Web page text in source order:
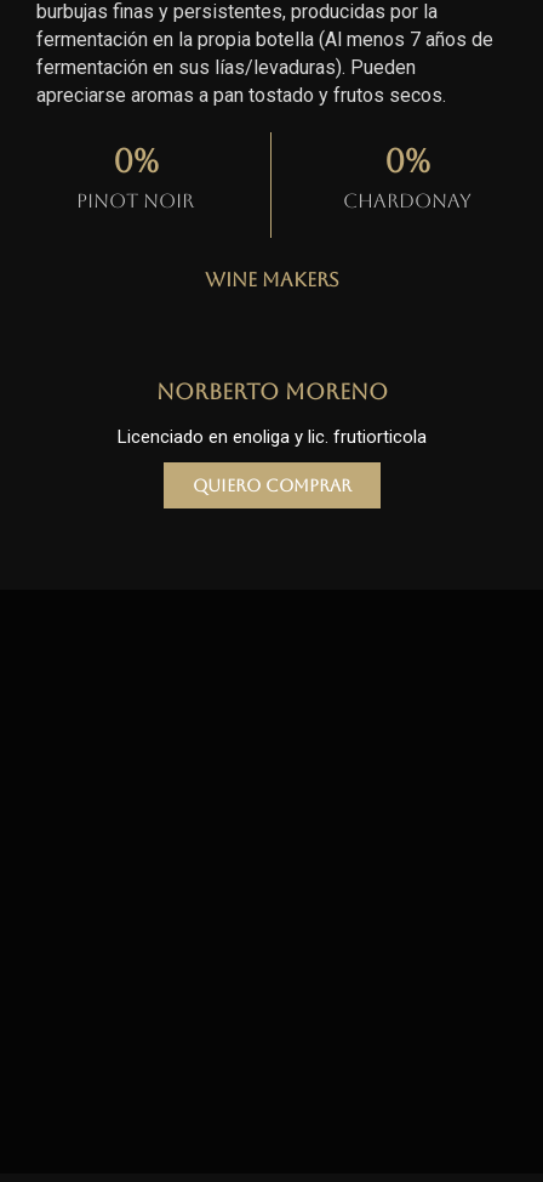
burbujas finas y persistentes, producidas por la
fermentación en la propia botella (Al menos 7 años de
fermentación en sus lías/levaduras). Pueden
apreciarse aromas a pan tostado y frutos secos.
Pinot Noir
0%
Chardonay
0%
Wine Makers
Norberto Moreno
Licenciado en enoliga y lic. frutiorticola
Quiero comprar